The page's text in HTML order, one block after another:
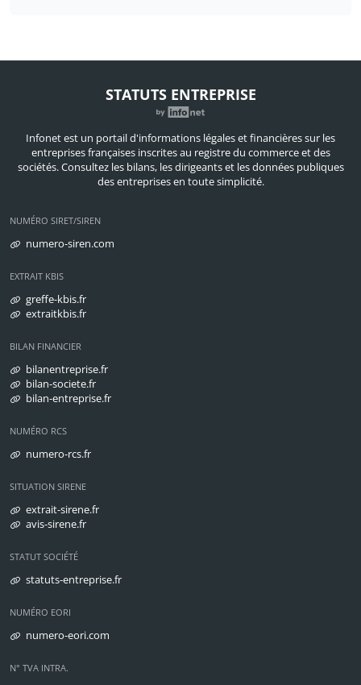
STATUTS ENTREPRISE
Infonet est un portail d'informations légales et financières sur les
entreprises françaises inscrites au registre du commerce et des
sociétés. Consultez les bilans, les dirigeants et les données publiques
des entreprises en toute simplicité.
NUMÉRO SIRET/SIREN
numero-siren.com
EXTRAIT KBIS
greffe-kbis.fr
extraitkbis.fr
BILAN FINANCIER
bilanentreprise.fr
bilan-societe.fr
bilan-entreprise.fr
NUMÉRO RCS
numero-rcs.fr
SITUATION SIRENE
extrait-sirene.fr
avis-sirene.fr
STATUT SOCIÉTÉ
statuts-entreprise.fr
NUMÉRO EORI
numero-eori.com
N° TVA INTRA.